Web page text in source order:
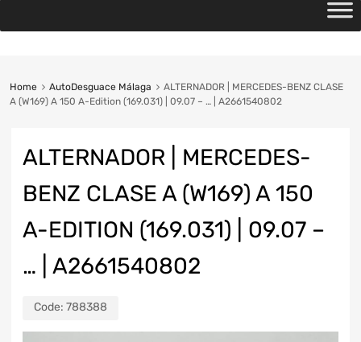
Home AutoDesguace Málaga
ALTERNADOR | MERCEDES-BENZ CLASE
A (W169) A 150 A-Edition (169.031) | 09.07 – … | A2661540802
ALTERNADOR | MERCEDES-
BENZ CLASE A (W169) A 150
A-EDITION (169.031) | 09.07 –
… | A2661540802
Code: 788388